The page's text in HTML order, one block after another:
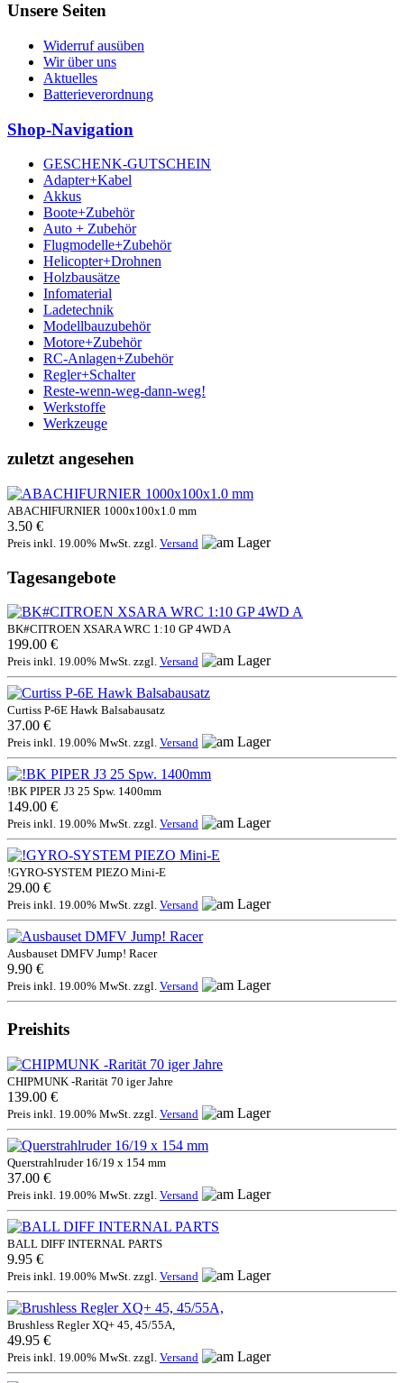
Unsere Seiten
Widerruf ausüben
Wir über uns
Aktuelles
Batterieverordnung
Shop-Navigation
GESCHENK-GUTSCHEIN
Adapter+Kabel
Akkus
Boote+Zubehör
Auto + Zubehör
Flugmodelle+Zubehör
Helicopter+Drohnen
Holzbausätze
Infomaterial
Ladetechnik
Modellbauzubehör
Motore+Zubehör
RC-Anlagen+Zubehör
Regler+Schalter
Reste-wenn-weg-dann-weg!
Werkstoffe
Werkzeuge
zuletzt angesehen
ABACHIFURNIER 1000x100x1.0 mm
3.50 €
Preis inkl. 19.00% MwSt. zzgl. Versand
Tagesangebote
BK#CITROEN XSARA WRC 1:10 GP 4WD A
199.00 €
Preis inkl. 19.00% MwSt. zzgl. Versand
Curtiss P-6E Hawk Balsabausatz
37.00 €
Preis inkl. 19.00% MwSt. zzgl. Versand
!BK PIPER J3 25 Spw. 1400mm
149.00 €
Preis inkl. 19.00% MwSt. zzgl. Versand
!GYRO-SYSTEM PIEZO Mini-E
29.00 €
Preis inkl. 19.00% MwSt. zzgl. Versand
Ausbauset DMFV Jump! Racer
9.90 €
Preis inkl. 19.00% MwSt. zzgl. Versand
Preishits
CHIPMUNK -Rarität 70 iger Jahre
139.00 €
Preis inkl. 19.00% MwSt. zzgl. Versand
Querstrahlruder 16/19 x 154 mm
37.00 €
Preis inkl. 19.00% MwSt. zzgl. Versand
BALL DIFF INTERNAL PARTS
9.95 €
Preis inkl. 19.00% MwSt. zzgl. Versand
Brushless Regler XQ+ 45, 45/55A,
49.95 €
Preis inkl. 19.00% MwSt. zzgl. Versand